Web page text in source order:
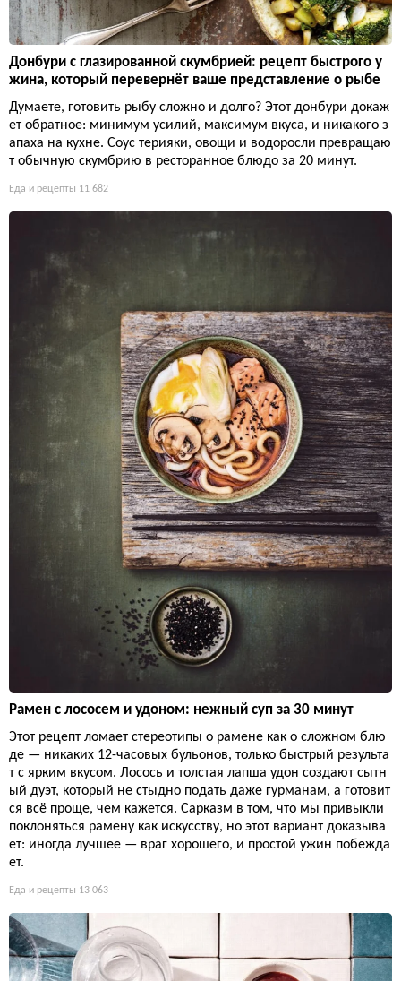
Донбури с глазированной скумбрией: рецепт быстрого у
жина, который перевернёт ваше представление о рыбе
Думаете, готовить рыбу сложно и долго? Этот донбури докаж
ет обратное: минимум усилий, максимум вкуса, и никакого з
апаха на кухне. Соус терияки, овощи и водоросли превращаю
т обычную скумбрию в ресторанное блюдо за 20 минут.
Еда и рецепты 11 682
Рамен с лососем и удоном: нежный суп за 30 минут
Этот рецепт ломает стереотипы о рамене как о сложном блю
де — никаких 12-часовых бульонов, только быстрый результа
т с ярким вкусом. Лосось и толстая лапша удон создают сытн
ый дуэт, который не стыдно подать даже гурманам, а готовит
ся всё проще, чем кажется. Сарказм в том, что мы привыкли
поклоняться рамену как искусству, но этот вариант доказыва
ет: иногда лучшее — враг хорошего, и простой ужин побежда
ет.
Еда и рецепты 13 063